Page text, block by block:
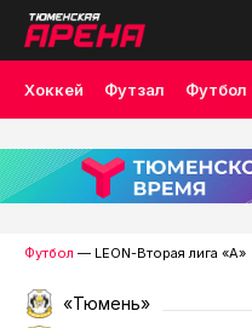
Хоккей Футзал Футбол
Лыжные гонки Волейбол
Скалолазание Велоспорт
Футбол — LEON-Вторая лига «А»
«Тюмень»